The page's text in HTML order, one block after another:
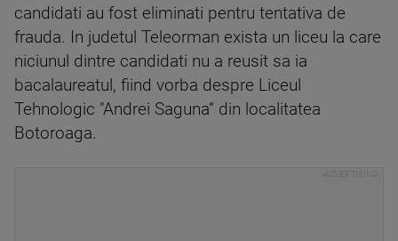
candidati au fost eliminati pentru tentativa de
frauda. In judetul Teleorman exista un liceu la care
niciunul dintre candidati nu a reusit sa ia
bacalaureatul, fiind vorba despre Liceul
Tehnologic "Andrei Saguna” din localitatea
Botoroaga.